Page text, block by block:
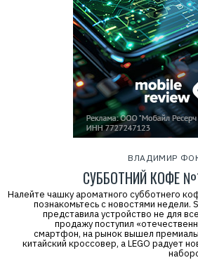
ВЛАДИМИР
СУББОТНИЙ КОФЕ
Налейте чашку ароматного субботнего
познакомьтесь с новостями недели.
представила устройство не для
продажу поступил
смартфон, на рынок вышел
китайский кроссовер, а LEGO радует